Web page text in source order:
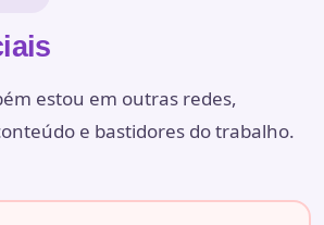
estou em outras redes,
e bastidores do trabalho.